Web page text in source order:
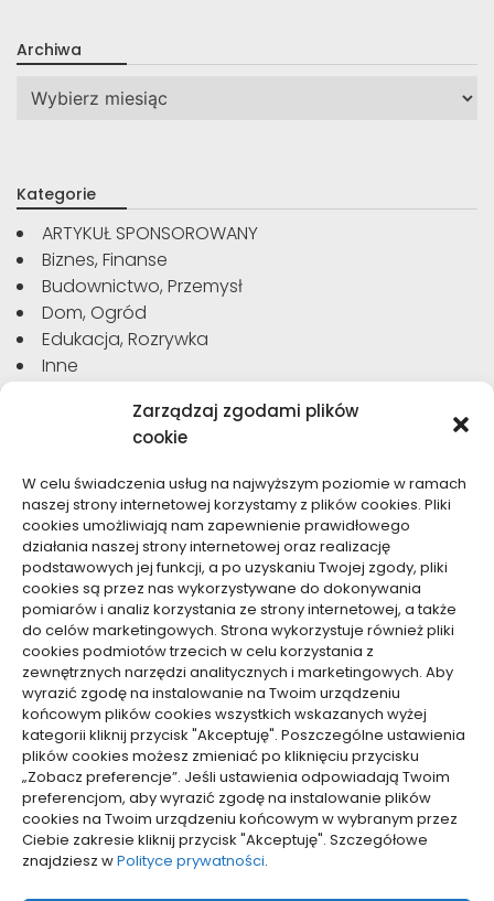
Zarządzaj zgodami plików
cookie
W celu świadczenia usług na najwyższym poziomie w ramach
naszej strony internetowej korzystamy z plików cookies. Pliki
cookies umożliwiają nam zapewnienie prawidłowego
działania naszej strony internetowej oraz realizację
podstawowych jej funkcji, a po uzyskaniu Twojej zgody, pliki
cookies są przez nas wykorzystywane do dokonywania
pomiarów i analiz korzystania ze strony internetowej, a także
do celów marketingowych. Strona wykorzystuje również pliki
cookies podmiotów trzecich w celu korzystania z
zewnętrznych narzędzi analitycznych i marketingowych. Aby
wyrazić zgodę na instalowanie na Twoim urządzeniu
końcowym plików cookies wszystkich wskazanych wyżej
kategorii kliknij przycisk "Akceptuję". Poszczególne ustawienia
plików cookies możesz zmieniać po kliknięciu przycisku
„Zobacz preferencje”. Jeśli ustawienia odpowiadają Twoim
preferencjom, aby wyrazić zgodę na instalowanie plików
cookies na Twoim urządzeniu końcowym w wybranym przez
Ciebie zakresie kliknij przycisk "Akceptuję". Szczegółowe
znajdziesz wPolityce prywatności.
Archiwa
Archiwa
Kategorie
ARTYKUŁ SPONSOROWANY
Biznes, Finanse
Budownictwo, Przemysł
Dom, Ogród
Edukacja, Rozrywka
Inne
Motoryzacja, Transport
Sport, Turystyka
Technologie
Usługi
Zdrowie, Medycyna
Dolącz do nas
Lubisz pisać teksty i chciałbyś się podzielić swoją
wiedzą z innymi? Dołącz do nas już teraz. Podziel się
swoją wiedzą z innymi.
Polityka plików cookies (EU)
Polityka prywatności